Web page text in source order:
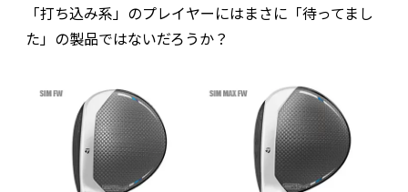
「打ち込み系」のプレイヤーにはまさに「待ってまし
た」の製品ではないだろうか？